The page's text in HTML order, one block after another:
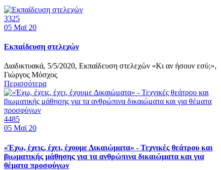
3325
05 Μαϊ 20
Εκπαίδευση στελεχών
Διαδικτυακά, 5/5/2020, Εκπαίδευση στελεχών «Κι αν ήσουν εσύ;»,
Γιώργος Μόσχος
Περισσότερα
4485
05 Μαϊ 20
«Έχω, έχεις, έχει, έχουμε Δικαιώματα» - Τεχνικές θεάτρου και
βιωματικής μάθησης για τα ανθρώπινα δικαιώματα και για
θέματα προσφύγων